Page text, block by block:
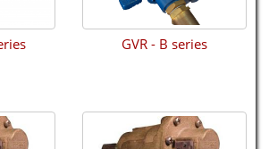
- Series N7000
GVR - B series